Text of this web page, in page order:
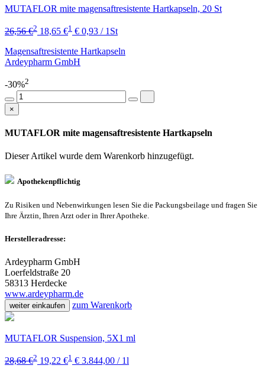
MUTAFLOR mite magensaftresistente Hartkapseln, 20 St
26,56 €2 18,65 €1 € 0,93 / 1St
Magensaftresistente Hartkapseln
Ardeypharm GmbH
-30%2
×
MUTAFLOR mite magensaftresistente Hartkapseln
Dieser Artikel wurde dem Warenkorb hinzugefügt.
Apothekenpflichtig
Zu Risiken und Nebenwirkungen lesen Sie die Packungsbeilage und fragen Sie
Ihre Ärztin, Ihren Arzt oder in Ihrer Apotheke.
Herstelleradresse:
Ardeypharm GmbH
Loerfeldstraße 20
58313 Herdecke
www.ardeypharm.de
weiter einkaufen zum Warenkorb
MUTAFLOR Suspension, 5X1 ml
28,68 €2 19,22 €1 € 3.844,00 / 1l